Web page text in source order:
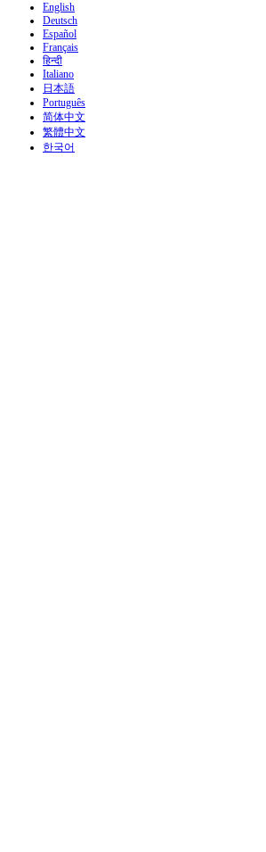
English
Deutsch
Español
Français
हिन्दी
Italiano
日本語
Português
简体中文
繁體中文
한국어